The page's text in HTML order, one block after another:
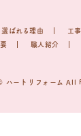
選ばれる理由
工
職人紹介
ートリフォーム All